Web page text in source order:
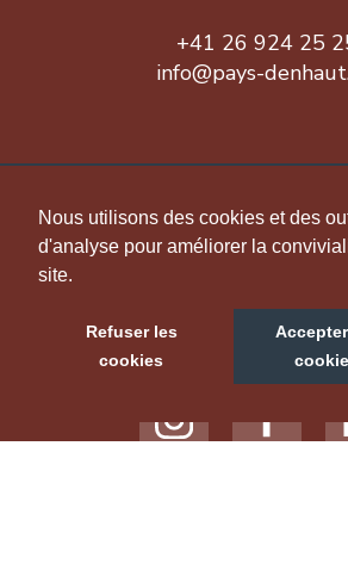
Nous utilisons des cookies et des
d'analyse pour améliorer la
site.
Refuser les
cookies
+41 26 924 25
info@pays-
NOUS